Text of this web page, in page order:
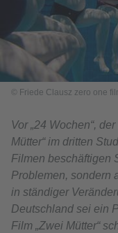
© Friede Clausz zero one
Vor „24 Wochen“,
Mütter“ im dritten
Filmen beschäftigen
Problemen, sondern
in ständiger
Deutschland sei ein
Film „Zwei Mütter“